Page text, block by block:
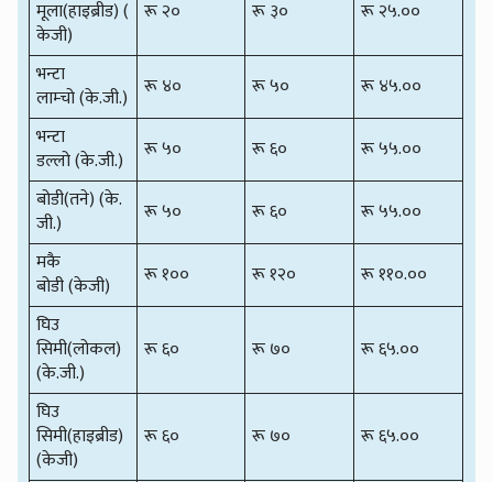
मूला(हाइब्रीड) (
केजी)
रू २० रू ३० रू २५.००
भन्टा
लाम्चो (के.जी.) रू ४० रू ५०
रू ४५.००
भन्टा
डल्लो (के.जी.)
रू ५० रू ६०
रू ५५.००
बोडी(तने) (के.
जी.)
रू ५० रू ६०
रू ५५.००
मकै
बोडी (केजी)
रू १०० रू १२०
रू ११०.००
घिउ
सिमी(लोकल)
(के.जी.)
रू ६० रू ७० रू ६५.००
घिउ
सिमी(हाइब्रीड)
(केजी)
रू ६० रू ७० रू ६५.००